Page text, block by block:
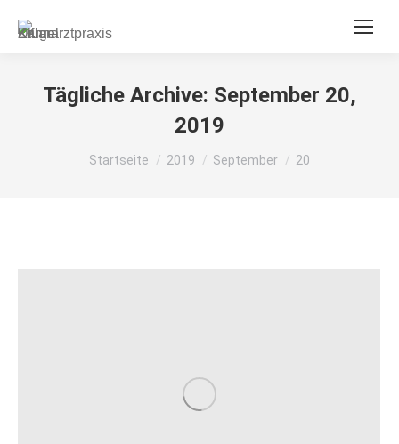
Tägliche Archive: September 20,
2019
Du bist hier:
Startseite 2019 September 20